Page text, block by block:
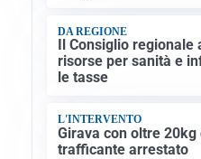
DA REGIONE
Il Consiglio regionale
risorse per sanità e
le tasse
L'INTERVENTO
Girava con oltre
trafficante arrestato